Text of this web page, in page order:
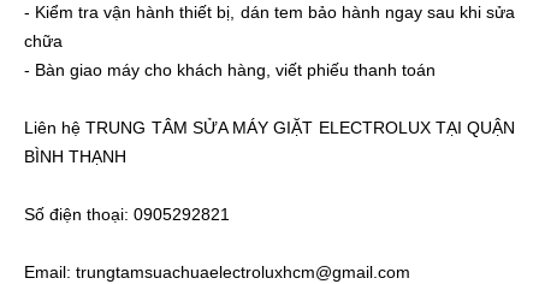
- Kiểm tra vận hành thiết bị, dán tem bảo hành ngay sau khi sửa
chữa
- Bàn giao máy cho khách hàng, viết phiếu thanh toán
Liên hệ TRUNG TÂM SỬA MÁY GIẶT ELECTROLUX TẠI QUẬN
BÌNH THẠNH
Số điện thoại: 0905292821
Email: trungtamsuachuaelectroluxhcm@gmail.com